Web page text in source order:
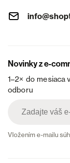
Novinky z e-
1–2× do mesiaca
odboru
Vložením e-mailu